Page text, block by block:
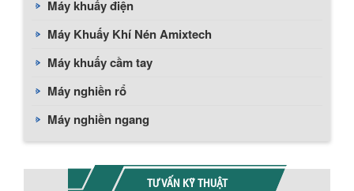
Máy khuấy điện
Máy Khuấy Khí Nén Amixtech
Máy khuấy cầm tay
Máy nghiền rổ
Máy nghiền ngang
TƯ VẤN KỸ THUẬT